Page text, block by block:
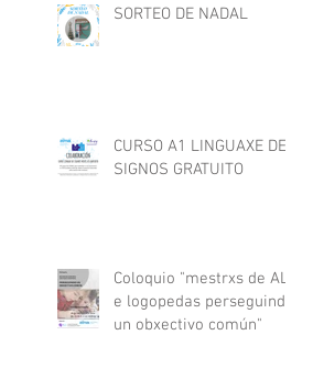
SORTEO DE NADAL
CURSO A1 LINGUAXE DE
SIGNOS GRATUITO
Coloquio "mestrxs de AL
e logopedas perseguindo
un obxectivo común"